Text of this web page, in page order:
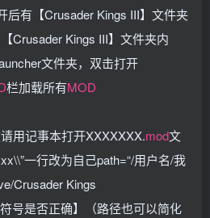
后有【Crusader Kings III】文件夹
Crusader Kings III】文件夹内
文件夹，双击打开
栏加载所有MOD
用记事本打开XXXXXXX.mod文
一行改为自己path=“/用户名/我
Crusader Kings
号是否正确】（路径也可以简化